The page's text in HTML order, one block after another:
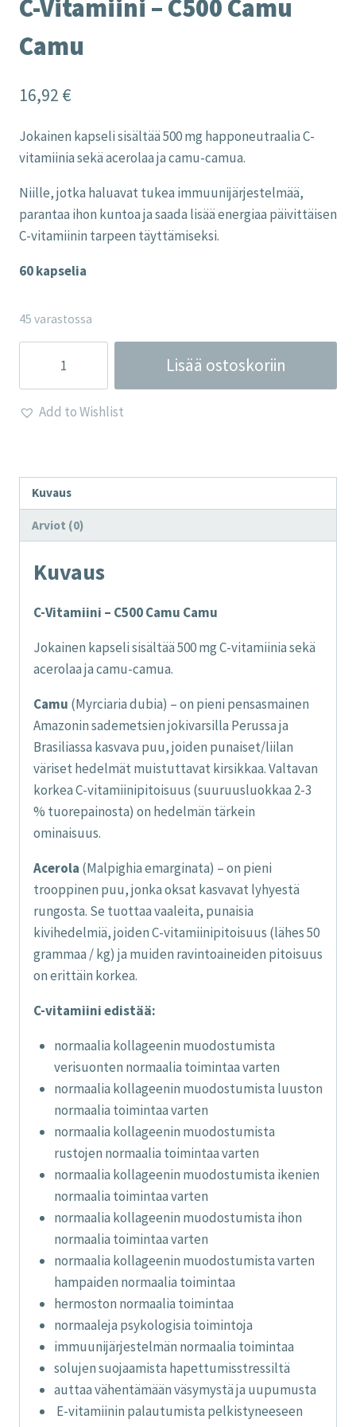
C-Vitamiini – C500 Camu
Camu
16,92 €
Jokainen kapseli sisältää 500 mg happoneutraalia C-
vitamiinia sekä acerolaa ja camu-camua.
Niille, jotka haluavat tukea immuunijärjestelmää,
parantaa ihon kuntoa ja saada lisää energiaa päivittäisen
C-vitamiinin tarpeen täyttämiseksi.
60 kapselia
45 varastossa
Vitamiini
-
C500
määrä
Lisää ostoskoriin
Add to Wishlist
Kuvaus
Arviot (0)
Kuvaus
C-Vitamiini – C500 Camu Camu
Jokainen kapseli sisältää 500 mg C-vitamiinia sekä
acerolaa ja camu-camua.
Camu (Myrciaria dubia) – on pieni pensasmainen
Amazonin sademetsien jokivarsilla Perussa ja
Brasiliassa kasvava puu, joiden punaiset/liilan
väriset hedelmät muistuttavat kirsikkaa. Valtavan
korkea C-vitamiinipitoisuus (suuruusluokkaa 2-3
% tuorepainosta) on hedelmän tärkein
ominaisuus.
Acerola (Malpighia emarginata) – on pieni
trooppinen puu, jonka oksat kasvavat lyhyestä
rungosta. Se tuottaa vaaleita, punaisia
kivihedelmiä, joiden C-vitamiinipitoisuus (lähes 50
grammaa / kg) ja muiden ravintoaineiden pitoisuus
on erittäin korkea.
C-vitamiini edistää:
normaalia kollageenin muodostumista
verisuonten normaalia toimintaa varten
normaalia kollageenin muodostumista luuston
normaalia toimintaa varten
normaalia kollageenin muodostumista
rustojen normaalia toimintaa varten
normaalia kollageenin muodostumista ikenien
normaalia toimintaa varten
normaalia kollageenin muodostumista ihon
normaalia toimintaa varten
normaalia kollageenin muodostumista varten
hampaiden normaalia toimintaa
hermoston normaalia toimintaa
normaaleja psykologisia toimintoja
immuunijärjestelmän normaalia toimintaa
solujen suojaamista hapettumisstressiltä
auttaa vähentämään väsymystä ja uupumusta
E-vitamiinin palautumista pelkistyneeseen